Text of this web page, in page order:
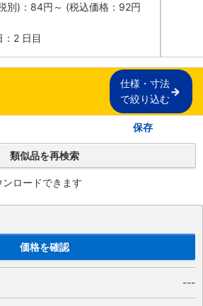
別)： 84円 ～ (税込価格： 92円
：2 日目
仕様・寸法
で絞り込む
保存
類似品を再検索
ロードできます
価格を確認
---